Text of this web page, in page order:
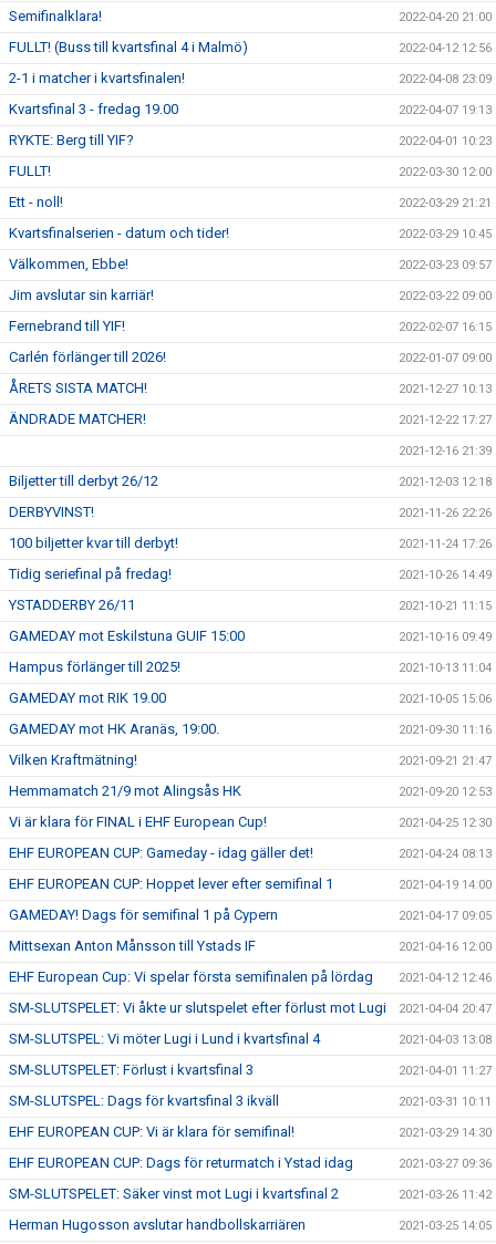
Semifinalklara! 2022-04-20 21:00
FULLT! (Buss till kvartsfinal 4 i Malmö) 2022-04-12 12:56
2-1 i matcher i kvartsfinalen! 2022-04-08 23:09
Kvartsfinal 3 - fredag 19.00 2022-04-07 19:13
RYKTE: Berg till YIF? 2022-04-01 10:23
FULLT! 2022-03-30 12:00
Ett - noll! 2022-03-29 21:21
Kvartsfinalserien - datum och tider! 2022-03-29 10:45
Välkommen, Ebbe! 2022-03-23 09:57
Jim avslutar sin karriär! 2022-03-22 09:00
Fernebrand till YIF! 2022-02-07 16:15
Carlén förlänger till 2026! 2022-01-07 09:00
ÅRETS SISTA MATCH! 2021-12-27 10:13
ÄNDRADE MATCHER! 2021-12-22 17:27
2021-12-16 21:39
Biljetter till derbyt 26/12 2021-12-03 12:18
DERBYVINST! 2021-11-26 22:26
100 biljetter kvar till derbyt! 2021-11-24 17:26
Tidig seriefinal på fredag! 2021-10-26 14:49
YSTADDERBY 26/11 2021-10-21 11:15
GAMEDAY mot Eskilstuna GUIF 15:00 2021-10-16 09:49
Hampus förlänger till 2025! 2021-10-13 11:04
GAMEDAY mot RIK 19.00 2021-10-05 15:06
GAMEDAY mot HK Aranäs, 19:00. 2021-09-30 11:16
Vilken Kraftmätning! 2021-09-21 21:47
Hemmamatch 21/9 mot Alingsås HK 2021-09-20 12:53
Vi är klara för FINAL i EHF European Cup! 2021-04-25 12:30
EHF EUROPEAN CUP: Gameday - idag gäller det! 2021-04-24 08:13
EHF EUROPEAN CUP: Hoppet lever efter semifinal 1 2021-04-19 14:00
GAMEDAY! Dags för semifinal 1 på Cypern 2021-04-17 09:05
Mittsexan Anton Månsson till Ystads IF 2021-04-16 12:00
EHF European Cup: Vi spelar första semifinalen på lördag 2021-04-12 12:46
SM-SLUTSPELET: Vi åkte ur slutspelet efter förlust mot Lugi 2021-04-04 20:47
SM-SLUTSPEL: Vi möter Lugi i Lund i kvartsfinal 4 2021-04-03 13:08
SM-SLUTSPELET: Förlust i kvartsfinal 3 2021-04-01 11:27
SM-SLUTSPEL: Dags för kvartsfinal 3 ikväll 2021-03-31 10:11
EHF EUROPEAN CUP: Vi är klara för semifinal! 2021-03-29 14:30
EHF EUROPEAN CUP: Dags för returmatch i Ystad idag 2021-03-27 09:36
SM-SLUTSPELET: Säker vinst mot Lugi i kvartsfinal 2 2021-03-26 11:42
Herman Hugosson avslutar handbollskarriären 2021-03-25 14:05